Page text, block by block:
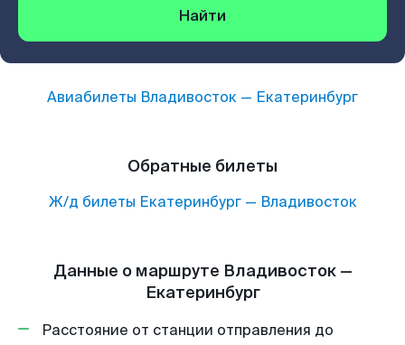
Найти
Авиабилеты Владивосток — Екатеринбург
Обратные билеты
Ж/д билеты Екатеринбург— Владивосток
Данные о маршруте Владивосток —
Екатеринбург
Расстояние от станции отправления до